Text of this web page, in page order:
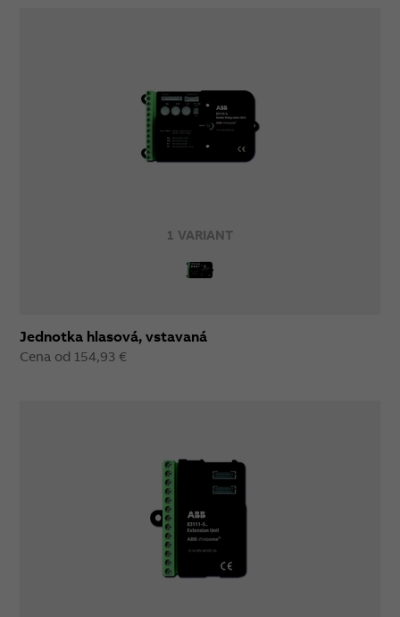
1 VARIANT
Jednotka hlasová, vstavaná
Cena od 154,93 €